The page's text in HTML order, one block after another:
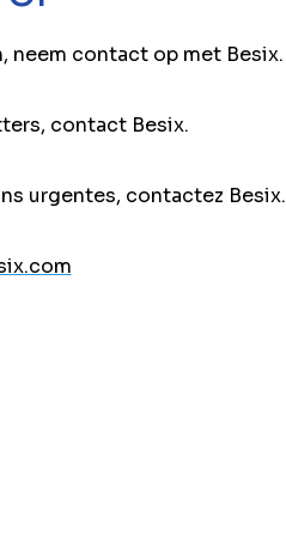
neem contact op met Besix.
contact Besix.
urgentes, contactez Besix.